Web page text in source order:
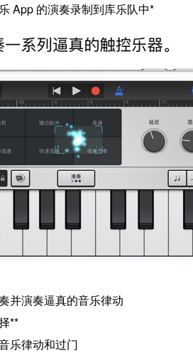
App 的演奏录制到库乐队中*
并演奏逼真的音乐律动
**
乐律动和过门